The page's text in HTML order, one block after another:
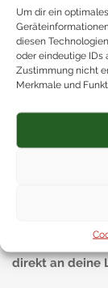
Um dir ein
diesen
oder eindeutige IDs
Zustimmung nicht
Merkmale und
Das
Geschenke
direkt an deine